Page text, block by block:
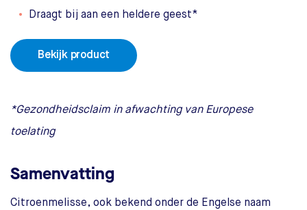
Draagt bij aan een heldere geest*
Bekijk product
*Gezondheidsclaim in afwachting van Europese
toelating
Samenvatting
Citroenmelisse, ook bekend onder de Engelse naam